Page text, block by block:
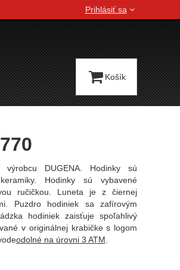
výrobcu DUGENA. Hodinky sú
Hodinky sú vybavené
ručičkou. Luneta je z čiernej
Puzdro hodiniek sa zafírovým
hodiniek zaisťuje spoľahlivý
v originálnej krabičke s logom
odolné na úrovni 3 ATM
Prihlásiť sa
Košík